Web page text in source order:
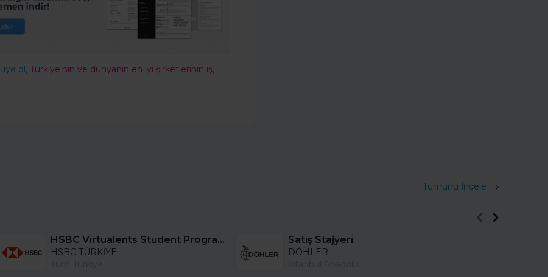
üye ol, Türkiye'nin ve dünyanın en iyi şirketlerinin iş,
Tümünü İncele
HSBC Virtualents Student Program bu sene de devam ediyor!
HSBC TÜRKİYE
Satış Stajyeri
DÖHLER